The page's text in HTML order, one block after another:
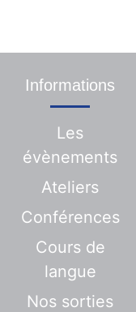
Informations
Les
évènements
Ateliers
Conférences
Cours de
langue
Nos sorties